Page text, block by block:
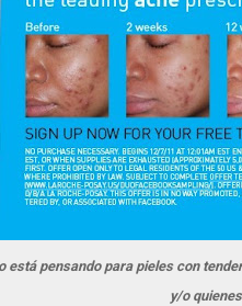
está pensando para pieles con
y/o